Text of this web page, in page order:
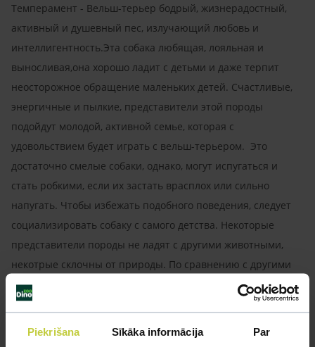
Piekrišana Sīkāka informācija Par
Темперамент - Вельш-терьер бодрый, жизнерадостный,
активный и душевный пес, излучающий любовь и
интеллигентность.Эта собака любящая, лояльная и
выносливая,она хорошо ладит с детьми и даже терпит
неосторожное обращение маленьких детей. Счастливые,
энергичные и пылкие, представители этой породы
подойдут молодой, активной семье, которая с
удовольствием будет играть с вельш-терьером. Это
достаточно смелые собаки, однако, могут испугаться и
стать робкими, если их застать врасплох или сильно
напугать. Чтобы избежать подобного поведения, следует
социализировать собаку с самого детства. Некоторые
представители породы не ладят с другими животными,
некотрые склочны от природы. По сравнению с другими
терьерами, вельш-терьер немного спокойнее, ему
нравится копаться в песке и плавать. Некотрых собак